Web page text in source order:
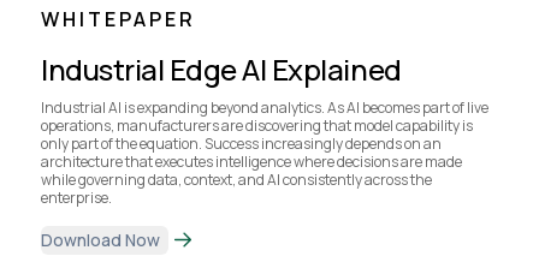
WHITEPAPER
Industrial Edge AI Explained
Industrial AI is expanding beyond analytics. As AI becomes part of live
operations, manufacturers are discovering that model capability is
only part of the equation. Success increasingly depends on an
architecture that executes intelligence where decisions are made
while governing data, context, and AI consistently across the
enterprise.
Download Now